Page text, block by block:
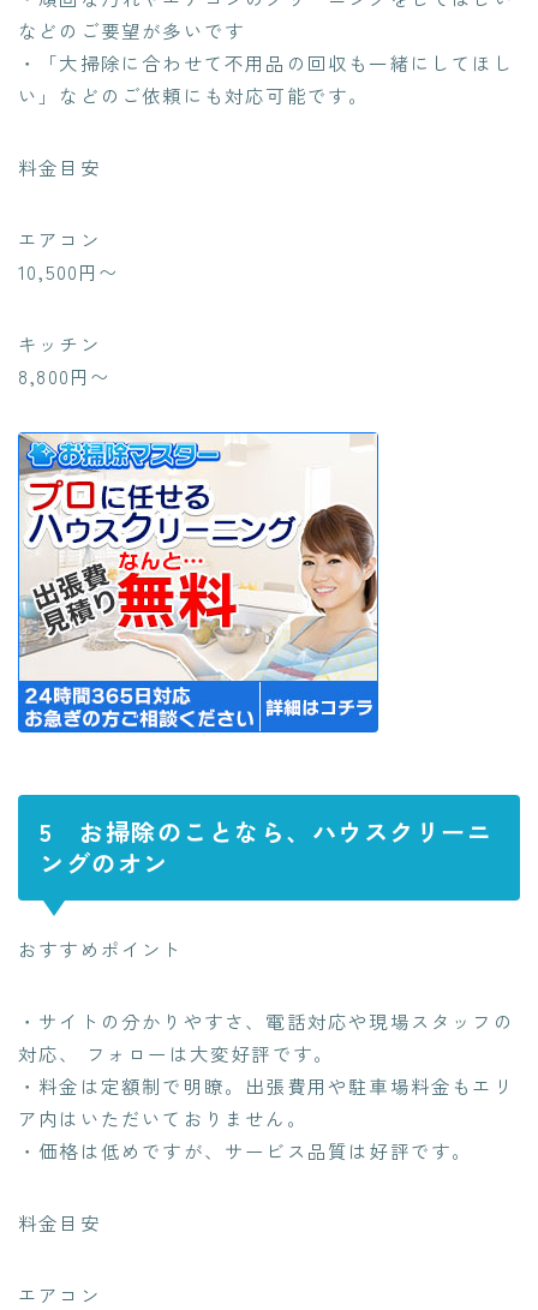
などのご要望が多いです
・「大掃除に合わせて不用品の回収も一緒にしてほし
い」などのご依頼にも対応可能です。
料金目安
エアコン
10,500円〜
キッチン
8,800円〜
5 お掃除のことなら、ハウスクリーニ
ングのオン
おすすめポイント
・サイトの分かりやすさ、電話対応や現場スタッフの
対応、 フォローは大変好評です。
・料金は定額制で明瞭。出張費用や駐車場料金もエリ
ア内はいただいておりません。
・価格は低めですが、サービス品質は好評です。
料金目安
エアコン